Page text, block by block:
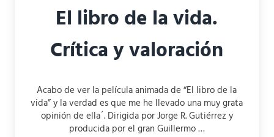
El libro de la vida.
Crítica y valoración
Acabo de ver la película animada de “El libro de la
vida” y la verdad es que me he llevado una muy grata
opinión de ella´. Dirigida por Jorge R. Gutiérrez y
producida por el gran Guillermo …